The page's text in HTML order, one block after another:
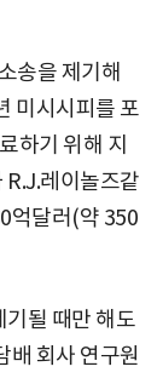
송을 제기해
미시시피를 포
하기 위해 지
레이놀즈같
억달러(약 350
될 때만 해도
배 회사 연구원